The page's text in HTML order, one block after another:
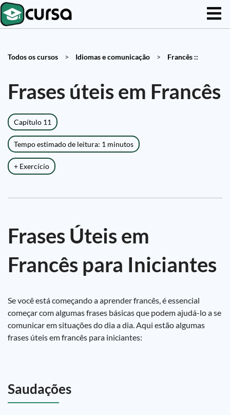
Todos os cursos > Idiomas e comunicação > Francês ::
Frases úteis em Francês
Capítulo 11
Tempo estimado de leitura: 1 minutos
+ Exercício
Frases Úteis em
Francês para Iniciantes
Se você está começando a aprender francês, é essencial
começar com algumas frases básicas que podem ajudá-lo a se
comunicar em situações do dia a dia. Aqui estão algumas
frases úteis em francês para iniciantes:
Saudações